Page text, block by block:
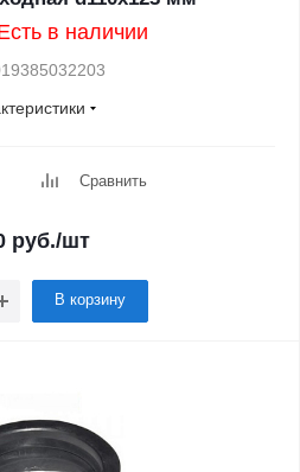
в наличии
Сравнить
руб./шт
В корзину